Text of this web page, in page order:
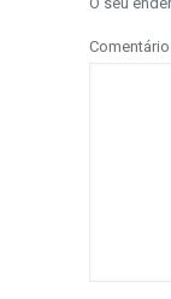
Comentário